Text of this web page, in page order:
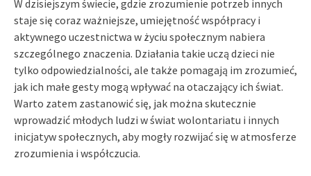
W dzisiejszym świecie, gdzie zrozumienie potrzeb innych
staje się coraz ważniejsze, umiejętność współpracy i
aktywnego uczestnictwa w życiu społecznym nabiera
szczególnego znaczenia. Działania takie uczą dzieci nie
tylko odpowiedzialności, ale także pomagają im zrozumieć,
jak ich małe gesty mogą wpływać na otaczający ich świat.
Warto zatem zastanowić się, jak można skutecznie
wprowadzić młodych ludzi w świat wolontariatu i innych
inicjatyw społecznych, aby mogły rozwijać się w atmosferze
zrozumienia i współczucia.